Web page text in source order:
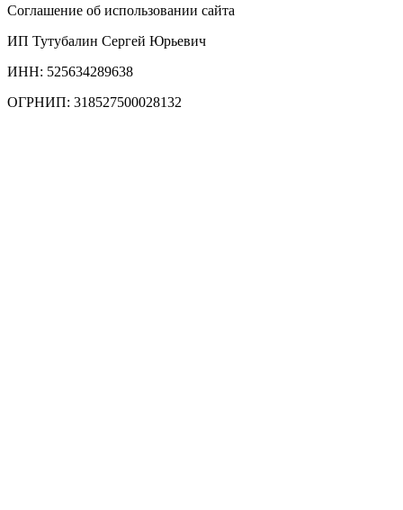
Соглашение об использовании сайта
ИП Тутубалин Сергей Юрьевич
ИНН: 525634289638
ОГРНИП: 318527500028132